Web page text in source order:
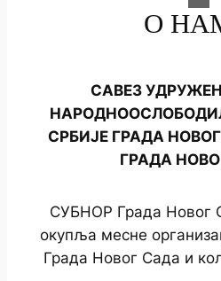
О
САВЕЗ
СРБИЈЕ ГРАДА
ГРАДА
СУБНОР Града Новог
окупља месне
Града Новог Сада и